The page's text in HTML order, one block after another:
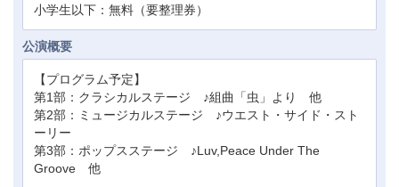
小学生以下：無料（要整理券）
公演概要
【プログラム予定】
第1部：クラシカルステージ ♪組曲「虫」より 他
第2部：ミュージカルステージ ♪ウエスト・サイド・スト
ーリー
第3部：ポップスステージ ♪Luv,Peace Under The
Groove 他